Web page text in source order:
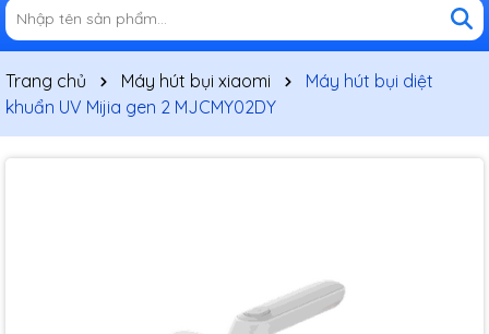
Trang chủ Máy hút bụi xiaomi
Máy hút bụi diệt
khuẩn UV Mijia gen 2 MJCMY02DY